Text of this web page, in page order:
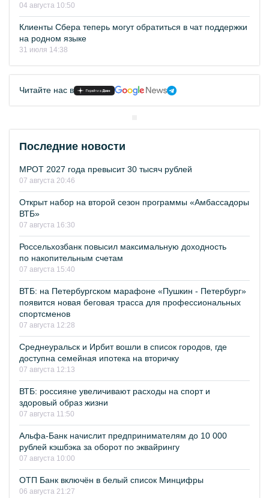
04 августа 10:50
Клиенты Сбера теперь могут обратиться в чат поддержки
на родном языке
31 июля 14:38
Читайте нас в
Последние новости
МРОТ 2027 года превысит 30 тысяч рублей
07 августа 20:46
Открыт набор на второй сезон программы «Амбассадоры
ВТБ»
07 августа 16:30
Россельхозбанк повысил максимальную доходность
по накопительным счетам
07 августа 15:40
ВТБ: на Петербургском марафоне «Пушкин - Петербург»
появится новая беговая трасса для профессиональных
спортсменов
07 августа 12:28
Среднеуральск и Ирбит вошли в список городов, где
доступна семейная ипотека на вторичку
07 августа 12:13
ВТБ: россияне увеличивают расходы на спорт и
здоровый образ жизни
07 августа 11:50
Альфа-Банк начислит предпринимателям до 10 000
рублей кэшбэка за оборот по эквайрингу
07 августа 10:00
ОТП Банк включён в белый список Минцифры
06 августа 21:27